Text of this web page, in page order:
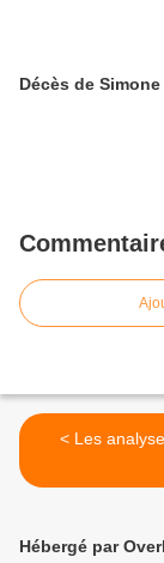
Décès de Simone
< Les
Hébergé par